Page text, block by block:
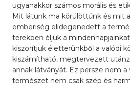
ugyanakkor számos morális és
Mit látunk ma körülöttünk és mit
emberiség elidegenedett a
terekben éljük a
kiszorítjuk életterünkből a valódi
kiszámítható, megtervezett
annak látványát. Ez persze nem
természet nem csak szép és